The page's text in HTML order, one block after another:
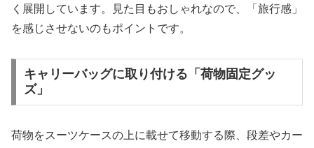
く展開しています。見た目もおしゃれなので、「旅行感」
を感じさせないのもポイントです。
キャリーバッグに取り付ける「荷物固定グッ
ズ」
荷物をスーツケースの上に載せて移動する際、段差やカー